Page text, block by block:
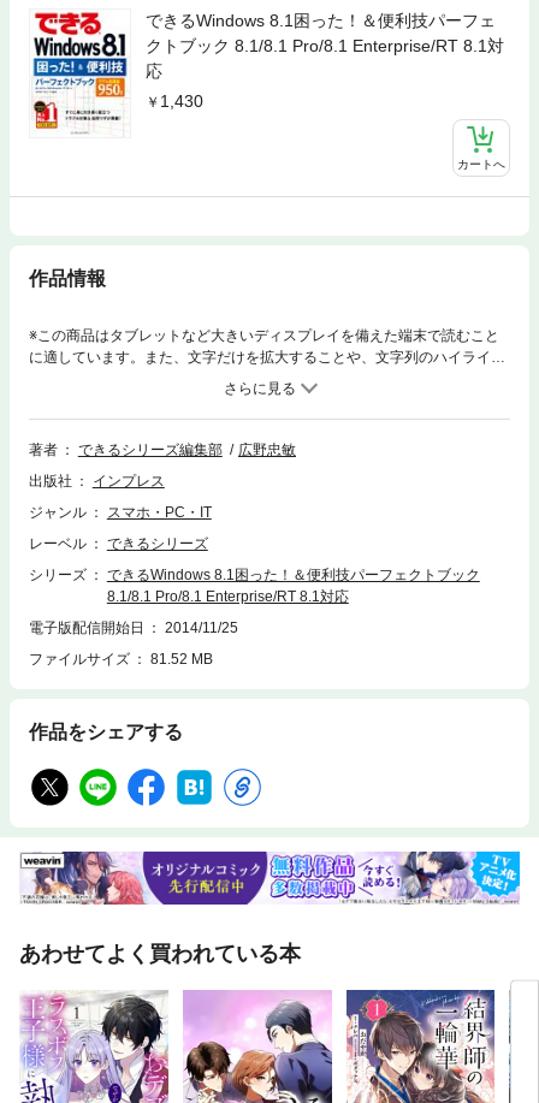
できるWindows 8.1困った！＆便利技パーフェ
クトブック 8.1/8.1 Pro/8.1 Enterprise/RT 8.1対
応
1,430
カートへ
作品情報
※この商品はタブレットなど大きいディスプレイを備えた端末で読むこと
に適しています。また、文字だけを拡大することや、文字列のハイライ
ト、検索、辞書の参照、引用などの機能が使用できません。累計6，000万
部を突破したパソコン入門書の定番「できるシリーズ」から、Windows 8.
1に対応したテクニック集が登場！ スタート画面やデスクトップを便利に
活用するワザや陥りがちなトラブルへの対策を厳選し、すぐに身に付き長
い言葉もしっかり学べます。ワザと用語で総数950項目の大ボリューム
で、Windows 8.1を思いのままに使いこなせます！
著者 できるシリーズ編集部
広野忠敏
出版社
インプレス
ジャンル
スマホ・PC・IT
レーベル
できるシリーズ
シリーズ
できるWindows 8.1困った！＆便利技パーフェクトブック
8.1/8.1 Pro/8.1 Enterprise/RT 8.1対応
電子版配信開始日
2014/11/25
ファイルサイズ
81.52 MB
作品をシェアする
あわせてよく買われている本